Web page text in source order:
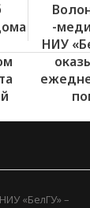
-
НИУ
«БелГУ» –